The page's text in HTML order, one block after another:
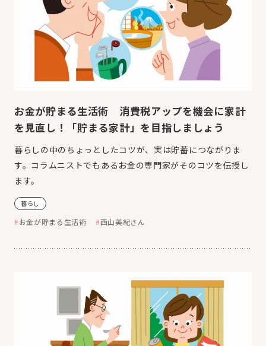
お金が貯まる生活術 消費税アップを機会に家計
を見直し！「貯まる家計」を目指しましょう
暮らしの中のちょっとしたコツが、実は貯蓄につながりま
す。コラムニストでもあるお金の専門家がそのコツを伝授し
ます。
暮らし
お金が貯まる生活術 西山美紀さん